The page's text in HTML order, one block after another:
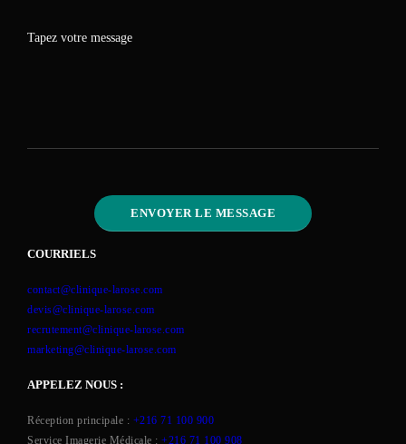
COURRIELS
contact@clinique-larose.com
devis@clinique-larose.com
recrutement@clinique-larose.com
marketing@clinique-larose.com
APPELEZ NOUS :
Réception principale : +216 71 100 900
Service Imagerie Médicale : +216 71 100 908